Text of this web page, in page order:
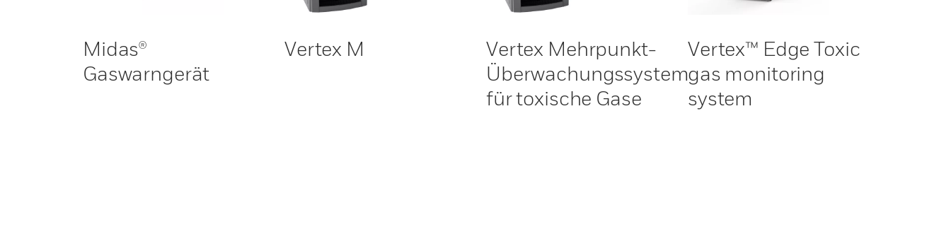
Midas®
Gaswarngerät
Vertex M
Vertex Mehrpunkt-
Überwachungssystem
für toxische Gase
Vertex™ Edge Toxic
gas monitoring
system